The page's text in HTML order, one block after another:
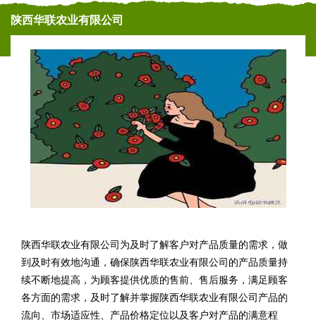
陕西华联农业有限公司
陕西华联农业有限公司为及时了解客户对产品质量的需求，做
到及时有效地沟通，确保陕西华联农业有限公司的产品质量持
续不断地提高，为顾客提供优质的售前、售后服务，满足顾客
各方面的需求，及时了解并掌握陕西华联农业有限公司产品的
流向、市场适应性、产品价格定位以及客户对产品的满意程